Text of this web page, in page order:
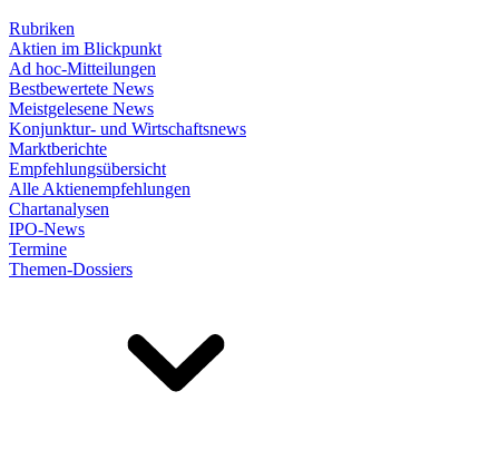
Rubriken
Aktien im Blickpunkt
Ad hoc-Mitteilungen
Bestbewertete News
Meistgelesene News
Konjunktur- und Wirtschaftsnews
Marktberichte
Empfehlungsübersicht
Alle Aktienempfehlungen
Chartanalysen
IPO-News
Termine
Themen-Dossiers